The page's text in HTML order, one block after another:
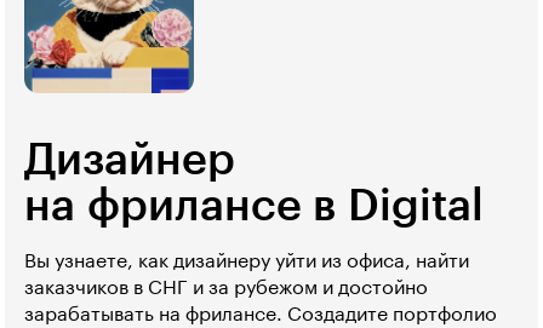
Дизайнер
на фрилансе в Digital
Вы узнаете, как дизайнеру уйти из офиса, найти
заказчиков в СНГ и за рубежом и достойно
зарабатывать на фрилансе. Создадите портфолио